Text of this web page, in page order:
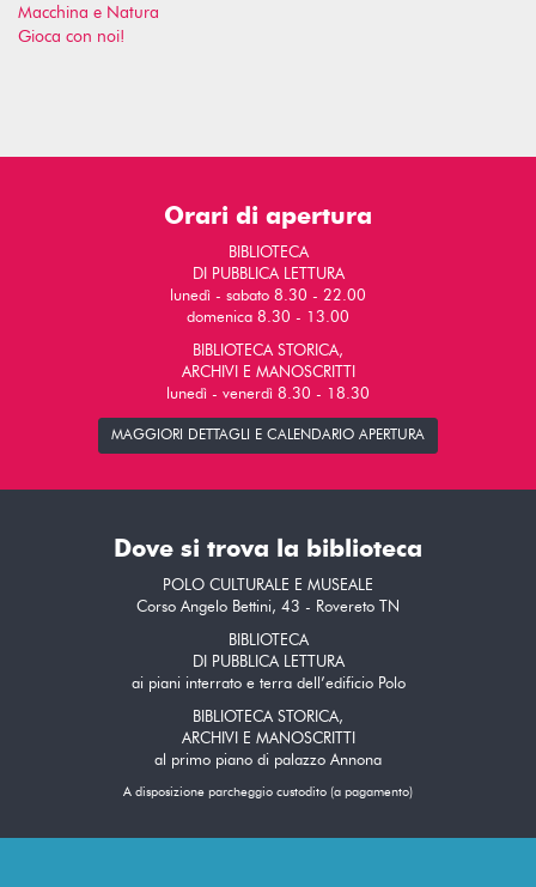
Macchina e Natura
Gioca con noi!
Orari di apertura
BIBLIOTECA
DI PUBBLICA LETTURA
lunedì - sabato 8.30 - 22.00
domenica 8.30 - 13.00
BIBLIOTECA STORICA,
ARCHIVI E MANOSCRITTI
lunedì - venerdì 8.30 - 18.30
MAGGIORI DETTAGLI E CALENDARIO APERTURA
Dove si trova la biblioteca
POLO CULTURALE E MUSEALE
Corso Angelo Bettini, 43 - Rovereto TN
BIBLIOTECA
DI PUBBLICA LETTURA
ai piani interrato e terra dell’edificio Polo
BIBLIOTECA STORICA,
ARCHIVI E MANOSCRITTI
al primo piano di palazzo Annona
A disposizione parcheggio custodito (a pagamento)